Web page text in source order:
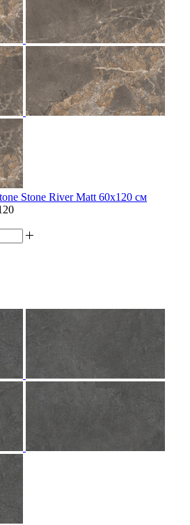
Stone River Matt 60x120 см